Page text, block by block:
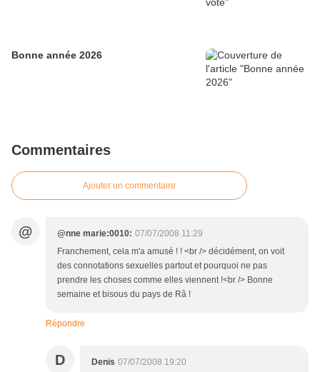
Bonne année 2026
Commentaires
Ajouter un commentaire
@ @nne marie:0010: 07/07/2008 11:29
Franchement, cela m'a amusé ! ! <br /> décidément, on voit
des connotations sexuelles partout et pourquoi ne pas
prendre les choses comme elles viennent !<br /> Bonne
semaine et bisous du pays de Râ !
Répondre
D Denis 07/07/2008 19:20